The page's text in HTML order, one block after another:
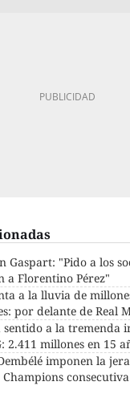
Gaspart: "Pido a los
a Florentino Pérez"
a la lluvia de
por delante de Real
a la tremenda
2.411 millones en 15
imponen la